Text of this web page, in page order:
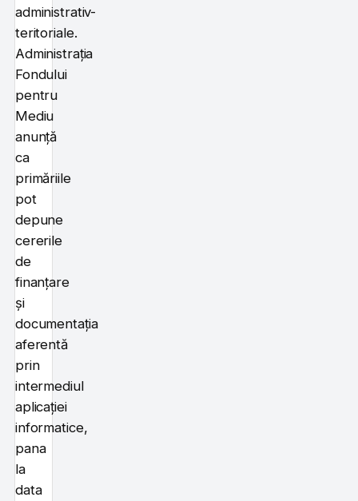
administrativ-
teritoriale.
Administrația
Fondului
pentru
Mediu
anunță
ca
primăriile
pot
depune
cererile
de
finanțare
și
documentația
aferentă
prin
intermediul
aplicației
informatice,
pana
la
data